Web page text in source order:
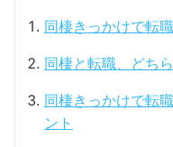
同棲きっかけで転
同棲と転職、どち
同棲きっかけで転
ント